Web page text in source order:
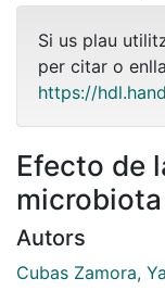
Si us plau
per citar o
https://
Efecto de
Autors
Cubas Zamora,